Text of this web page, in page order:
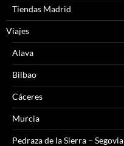
Tiendas Madrid
Viajes
Alava
Bilbao
Cáceres
Murcia
Pedraza de la Sierra – Segovia